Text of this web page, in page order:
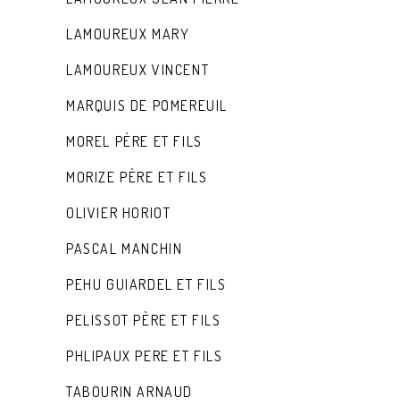
LAMOUREUX MARY
LAMOUREUX VINCENT
MARQUIS DE POMEREUIL
MOREL PÈRE ET FILS
MORIZE PÈRE ET FILS
OLIVIER HORIOT
PASCAL MANCHIN
PEHU GUIARDEL ET FILS
PELISSOT PÈRE ET FILS
PHLIPAUX PERE ET FILS
TABOURIN ARNAUD